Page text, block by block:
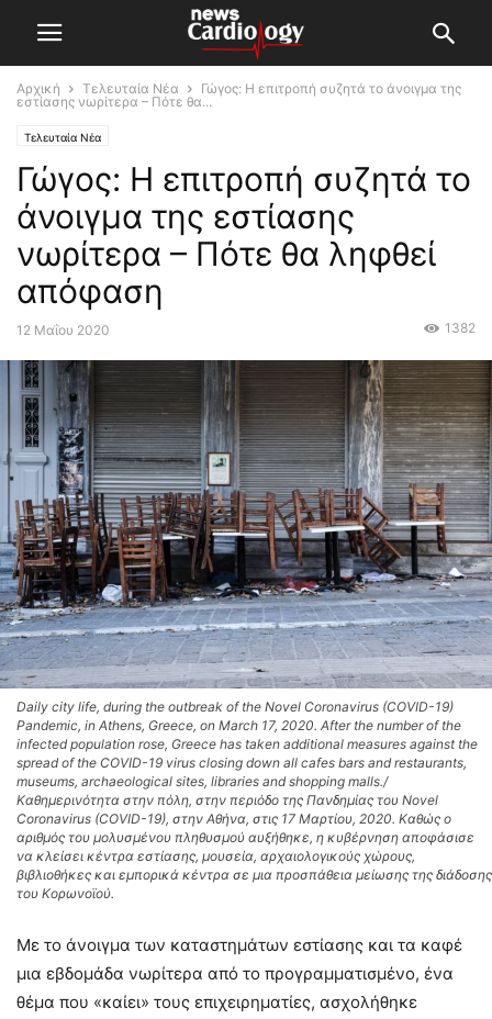
Αρχική Τελευταία Νέα
Γώγος: Η επιτροπή συζητά το άνοιγμα της
εστίασης νωρίτερα – Πότε θα...
Τελευταία Νέα
Γώγος: Η επιτροπή συζητά το
άνοιγμα της εστίασης
νωρίτερα – Πότε θα ληφθεί
απόφαση
12 Μαΐου 2020 1382
Daily city life, during the outbreak of the Novel Coronavirus (COVID-19)
Pandemic, in Athens, Greece, on March 17, 2020. After the number of the
infected population rose, Greece has taken additional measures against the
spread of the COVID-19 virus closing down all cafes bars and restaurants,
museums, archaeological sites, libraries and shopping malls./
Καθημερινότητα στην πόλη, στην περιόδο της Πανδημίας του Novel
Coronavirus (COVID-19), στην Αθήνα, στις 17 Μαρτίου, 2020. Καθώς ο
αριθμός του μολυσμένου πληθυσμού αυξήθηκε, η κυβέρνηση αποφάσισε
να κλείσει κέντρα εστίασης, μουσεία, αρχαιολογικούς χώρους,
βιβλιοθήκες και εμπορικά κέντρα σε μια προσπάθεια μείωσης της διάδοσης
του Κορωνοϊού.
Με το άνοιγμα των καταστημάτων εστίασης και τα καφέ
μια εβδομάδα νωρίτερα από το προγραμματισμένο, ένα
θέμα που «καίει» τους επιχειρηματίες, ασχολήθηκε